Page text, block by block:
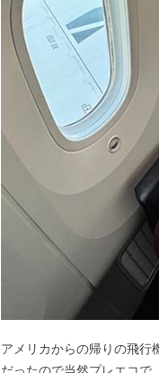
アメリカからの帰りの飛行
だったので当然プレエコで